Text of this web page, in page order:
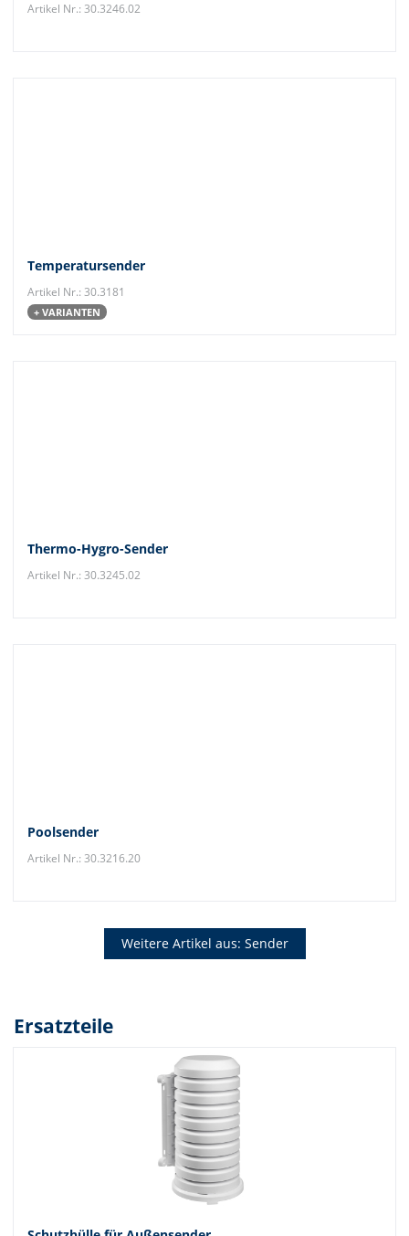
Artikel Nr.: 30.3246.02
Temperatursender
Artikel Nr.: 30.3181
+ VARIANTEN
Thermo-Hygro-Sender
Artikel Nr.: 30.3245.02
Poolsender
Artikel Nr.: 30.3216.20
Weitere Artikel aus: Sender
Ersatzteile